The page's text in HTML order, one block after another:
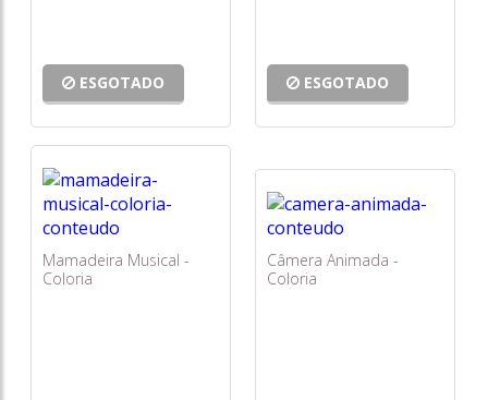
ESGOTADO ESGOTADO
Mamadeira Musical -
Coloria
Câmera Animada -
Coloria